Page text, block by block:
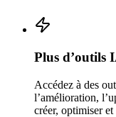
Plus d’outils
Accédez à des
l’amélioration,
créer, optimiser